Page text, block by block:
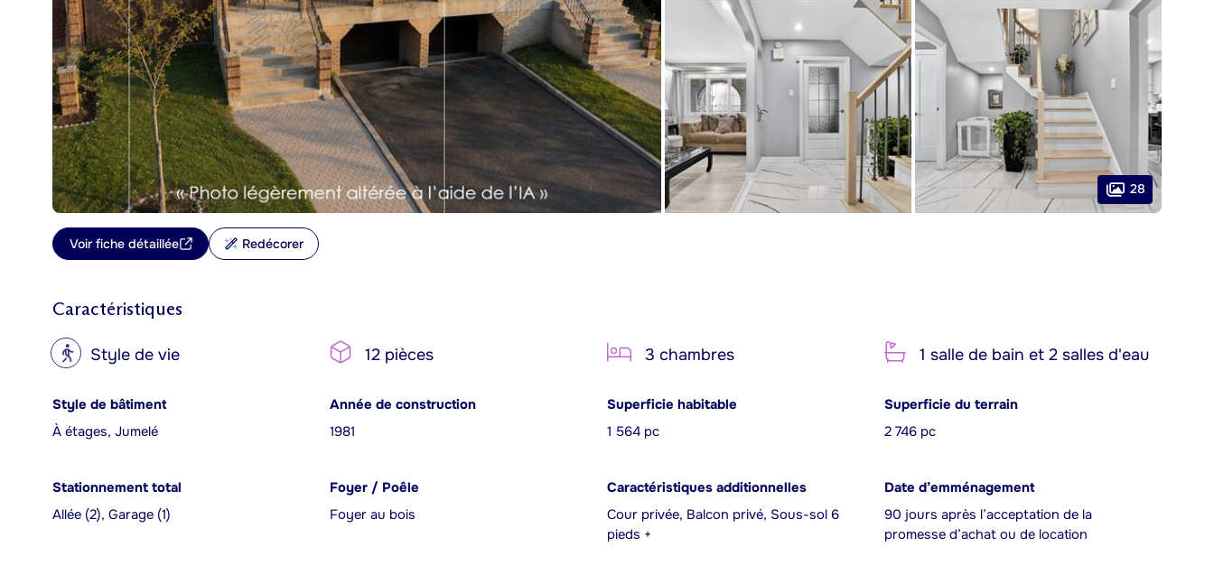
28
Voir fiche détaillée Redécorer
Caractéristiques
? Style de vie 12 pièces 3 chambres 1 salle de bain et 2 salles d'eau
Style de bâtiment
À étages, Jumelé
Année de construction
1981
Superficie habitable
1 564 pc
Superficie du terrain
2 746 pc
Stationnement total
Allée (2), Garage (1)
Foyer / Poêle
Foyer au bois
Caractéristiques additionnelles
Cour privée, Balcon privé, Sous-sol 6
pieds +
Date d’emménagement
90 jours après l’acceptation de la
promesse d’achat ou de location